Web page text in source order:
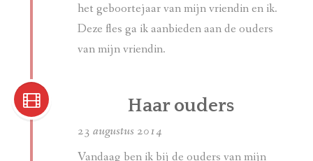
het geboortejaar van mijn vriendin en ik.
Deze fles ga ik aanbieden aan de ouders
van mijn vriendin.
Haar ouders
23 augustus 2014
Vandaag ben ik bij de ouders van mijn